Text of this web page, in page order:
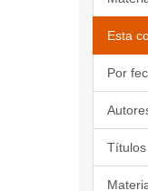
Esta
Por
Títulos